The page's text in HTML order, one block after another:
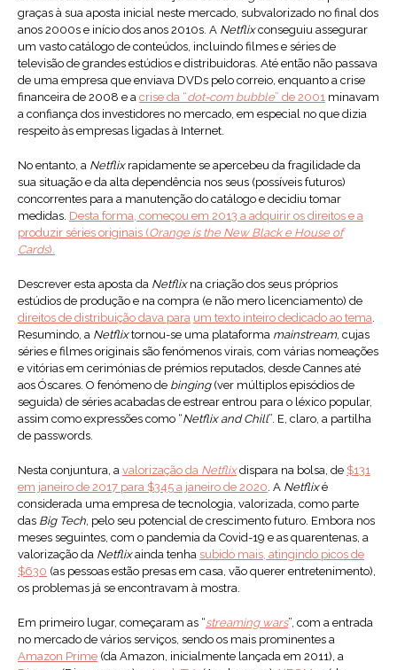
graças à sua aposta inicial neste mercado, subvalorizado no final dos
anos 2000s e início dos anos 2010s. A Netflixconseguiu assegurar
um vasto catálogo de conteúdos, incluindo filmes e séries de
televisão de grandes estúdios e distribuidoras. Até então não passava
de uma empresa que enviava DVDs pelo correio, enquanto a crise
financeira de 2008 e a crise da “dot-com bubble” de 2001 minavam
a confiança dos investidores no mercado, em especial no que dizia
respeito às empresas ligadas à Internet.
No entanto, a Netflixrapidamente se apercebeu da fragilidade da
sua situação e da alta dependência nos seus (possíveis futuros)
concorrentes para a manutenção do catálogo e decidiu tomar
medidas. Desta forma, começou em 2013 a adquirir os direitos e a
produzir séries originais (Orange is the New Black e House of
Cards).
Descrever esta aposta da Netflixna criação dos seus próprios
estúdios de produção e na compra (e não mero licenciamento) de
direitos de distribuição dava para um texto inteiro dedicado ao tema.
Resumindo, a Netflixtornou-se uma plataforma mainstream, cujas
séries e filmes originais são fenómenos virais, com várias nomeações
e vitórias em cerimónias de prémios reputados, desde Cannes até
aos Óscares. O fenómeno de binging(ver múltiplos episódios de
seguida) de séries acabadas de estrear entrou para o léxico popular,
assim como expressões como “Netflix and Chill”. E, claro, a partilha
de passwords.
Nesta conjuntura, a valorização da Netflixdispara na bolsa, de $131
em janeiro de 2017 para $345 a janeiro de 2020. A Netflixé
considerada uma empresa de tecnologia, valorizada, como parte
das Big Tech, pelo seu potencial de crescimento futuro. Embora nos
meses seguintes, com o pandemia da Covid-19 e as quarentenas, a
valorização da Netflixainda tenha subido mais, atingindo picos de
$630 (as pessoas estão presas em casa, vão querer entretenimento),
os problemas já se encontravam à mostra.
Em primeiro lugar, começaram as “streamingwars”, com a entrada
no mercado de vários serviços, sendo os mais prominentes a
Amazon Prime (da Amazon, inicialmente lançada em 2011), a